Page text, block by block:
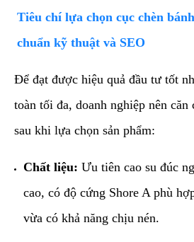
​Tiêu chí lựa chọn cục chèn
chuẩn kỹ thuật và SEO
​Để đạt được hiệu quả đầu tư tốt
toàn tối đa, doanh nghiệp nên căn
sau khi lựa chọn sản phẩm:
Chất liệu: Ưu tiên cao su đúc
cao, có độ cứng Shore A phù
vừa có khả năng chịu nén.